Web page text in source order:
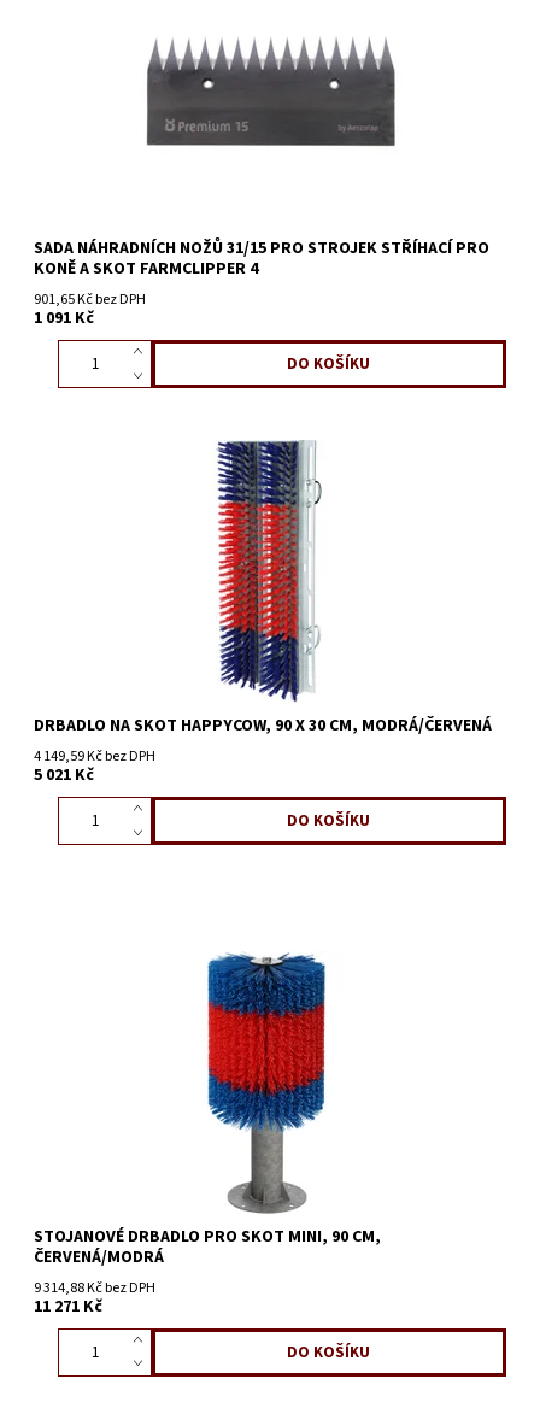
SADA NÁHRADNÍCH NOŽŮ 31/15 PRO STROJEK STŘÍHACÍ PRO
KONĚ A SKOT FARMCLIPPER 4
901,65 Kč bez DPH
1 091 Kč
DRBADLO NA SKOT HAPPYCOW, 90 X 30 CM, MODRÁ/ČERVENÁ
4 149,59 Kč bez DPH
5 021 Kč
STOJANOVÉ DRBADLO PRO SKOT MINI, 90 CM,
ČERVENÁ/MODRÁ
9 314,88 Kč bez DPH
11 271 Kč